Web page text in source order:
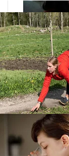
bobule